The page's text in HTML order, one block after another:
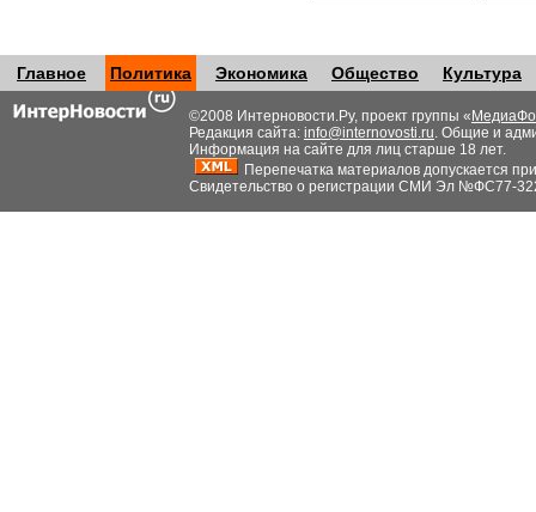
Главное Политика Экономика Общество Культура
©2008 Интерновости.Ру, проект группы «
Редакция сайта: info@internovosti.ru. Общие и
Информация на сайте для лиц старше 18 лет.
Перепечатка материалов допускается
Свидетельство о регистрации СМИ Эл №ФС77-